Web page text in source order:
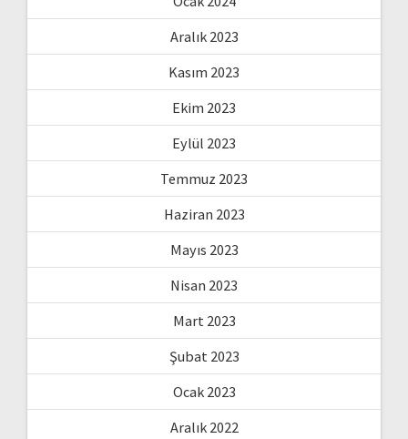
Aralık 2023
Kasım 2023
Ekim 2023
Eylül 2023
Temmuz 2023
Haziran 2023
Mayıs 2023
Nisan 2023
Mart 2023
Şubat 2023
Ocak 2023
Aralık 2022